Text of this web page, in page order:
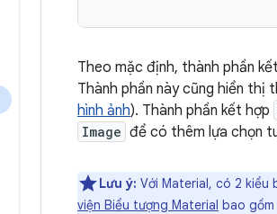
Theo mặc định, thành phần
Thành phần này cũng hiển thị
hình ảnh). Thành phần kết hợp
Image để có thêm lựa chọn
Lưu ý: Với Material, có 2 kiểu
viện Biểu tượng Material bao